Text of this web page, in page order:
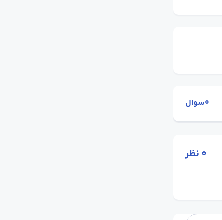
0سوال
0نظر